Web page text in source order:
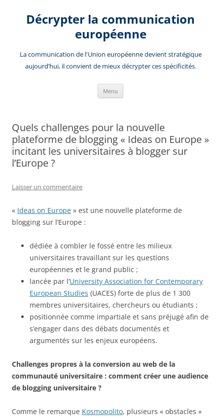
contenuDécrypter la communication
européenne
La communication de l'Union européenne devient stratégique
aujourd’hui, il convient de mieux décrypter ces spécificités.
Menu
Quels challenges pour la nouvelle
plateforme de blogging « Ideas on Europe »
incitant les universitaires à blogger sur
l’Europe ?
Laisser un commentaire
« Ideas on Europe » est une nouvelle plateforme de
blogging sur l’Europe :
dédiée à combler le fossé entre les milieux
universitaires travaillant sur les questions
européennes et le grand public ;
lancée par l’University Association for Contemporary
European Studies (UACES) forte de plus de 1 300
membres universitaires, chercheurs ou étudiants ;
positionnée comme impartiale et sans préjugé afin de
s’engager dans des débats documentés et
argumentés sur les enjeux européens.
Challenges propres à la conversion au web de la
communauté universitaire : comment créer une audience
de blogging universitaire ?
Comme le remarque Kosmopolito, plusieurs « obstacles »